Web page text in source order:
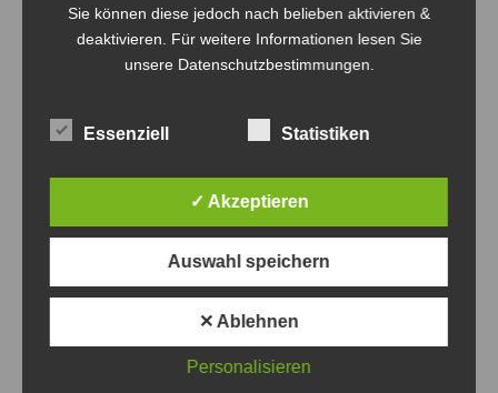
Sie können diese jedoch nach belieben aktivieren &
deaktivieren. Für weitere Informationen lesen Sie
unsere Datenschutzbestimmungen.
Essenziell Statistiken
✓ Akzeptieren
Auswahl speichern
✕ Ablehnen
Personalisieren